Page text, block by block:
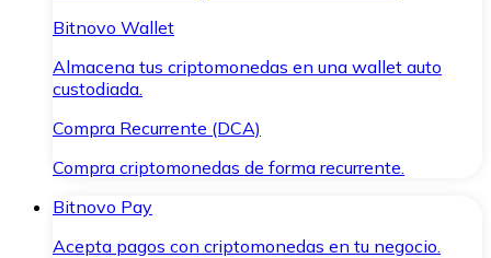
Bitnovo Wallet
Almacena tus criptomonedas en una wallet auto
custodiada.
Compra Recurrente (DCA)
Compra criptomonedas de forma recurrente.
Bitnovo Pay
Acepta pagos con criptomonedas en tu negocio.